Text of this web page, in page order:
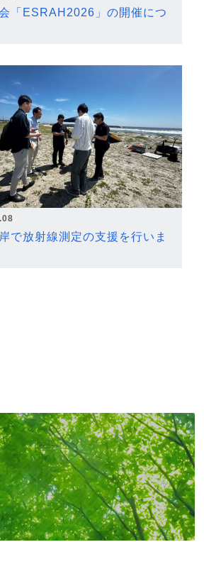
「ESRAH2026」の開催につ
で放射線測定の支援を行いま